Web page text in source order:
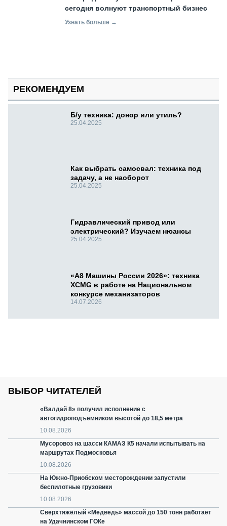
сегодня волнуют транспортный бизнес
Узнать больше →
РЕКОМЕНДУЕМ
Б/у техника: донор или утиль?
25.04.2025
Как выбрать самосвал: техника под
задачу, а не наоборот
25.04.2025
Гидравлический привод или
электрический? Изучаем нюансы
25.04.2025
«А8 Машины России 2026»: техника
XCMG в работе на Национальном
конкурсе механизаторов
14.07.2026
ВЫБОР ЧИТАТЕЛЕЙ
«Валдай 8» получил исполнение с
автогидроподъёмником высотой до 18,5 метра
10.08.2026
Мусоровоз на шасси КАМАЗ К5 начали испытывать на
маршрутах Подмосковья
10.08.2026
На Южно-Приобском месторождении запустили
беспилотные грузовики
10.08.2026
Сверхтяжёлый «Медведь» массой до 150 тонн работает
на Удачнинском ГОКе